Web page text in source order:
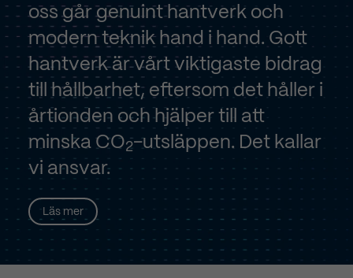
oss går genuint hantverk och
modern teknik hand i hand. Gott
hantverk är vårt viktigaste bidrag
till hållbarhet, eftersom det håller i
årtionden och hjälper till att
minska CO2-utsläppen. Det kallar
vi ansvar.
Läs mer